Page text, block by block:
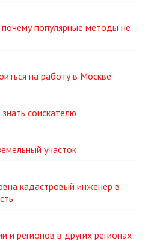
почему популярные методы не
на работу в Москве
соискателю
участок
кадастровый инженер в
и регионов в других регионах